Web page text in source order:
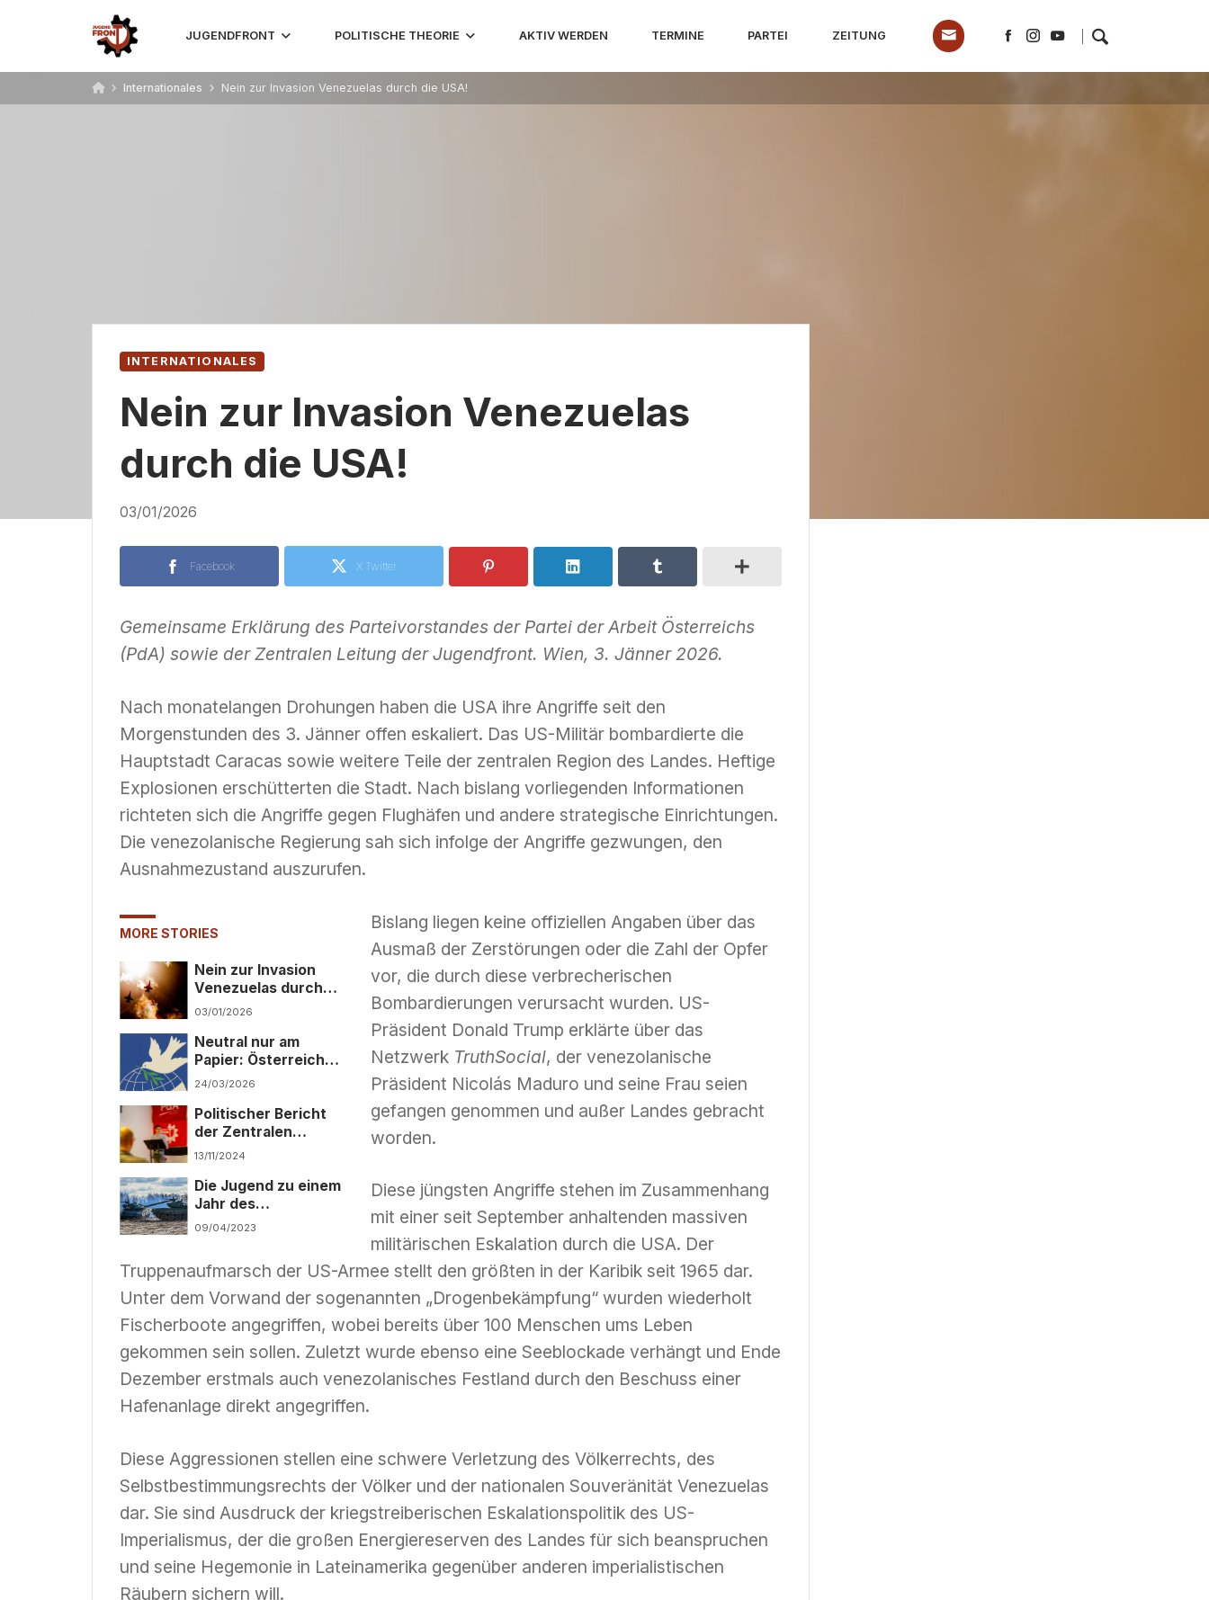
JUGENDFRONT POLITISCHE THEORIE AKTIV WERDEN TERMINE PARTEI ZEITUNG
Internationales Nein zur Invasion Venezuelas durch die USA!
INTERNATIONALES
Nein zur Invasion Venezuelas
durch die USA!
03/01/2026
Facebook X Twitter
Gemeinsame Erklärung des Parteivorstandes der Partei der Arbeit Österreichs
(PdA) sowie der Zentralen Leitung der Jugendfront. Wien, 3. Jänner 2026.
Nach monatelangen Drohungen haben die USA ihre Angriffe seit den
Morgenstunden des 3. Jänner offen eskaliert. Das US-Militär bombardierte die
Hauptstadt Caracas sowie weitere Teile der zentralen Region des Landes. Heftige
Explosionen erschütterten die Stadt. Nach bislang vorliegenden Informationen
richteten sich die Angriffe gegen Flughäfen und andere strategische Einrichtungen.
Die venezolanische Regierung sah sich infolge der Angriffe gezwungen, den
Ausnahmezustand auszurufen.
MORE STORIES
Nein zur Invasion
Venezuelas durch
die USA!
03/01/2026
Neutral nur am
Papier: Österreichs
Rolle im
Weltsystem
24/03/2026
Politischer Bericht
der Zentralen
Leitung an den
Bundeskongress der
Jugendfront
13/11/2024
Die Jugend zu einem
Jahr des
imperialistischen
09/04/2023
Bislang liegen keine offiziellen Angaben über das
Ausmaß der Zerstörungen oder die Zahl der Opfer
vor, die durch diese verbrecherischen
Bombardierungen verursacht wurden. US-
Präsident Donald Trump erklärte über das
Netzwerk TruthSocial, der venezolanische
Präsident Nicolás Maduro und seine Frau seien
gefangen genommen und außer Landes gebracht
worden.
Diese jüngsten Angriffe stehen im Zusammenhang
mit einer seit September anhaltenden massiven
militärischen Eskalation durch die USA. Der
Truppenaufmarsch der US-Armee stellt den größten in der Karibik seit 1965 dar.
Unter dem Vorwand der sogenannten „Drogenbekämpfung“ wurden wiederholt
Fischerboote angegriffen, wobei bereits über 100 Menschen ums Leben
gekommen sein sollen. Zuletzt wurde ebenso eine Seeblockade verhängt und Ende
Dezember erstmals auch venezolanisches Festland durch den Beschuss einer
Hafenanlage direkt angegriffen.
Diese Aggressionen stellen eine schwere Verletzung des Völkerrechts, des
Selbstbestimmungsrechts der Völker und der nationalen Souveränität Venezuelas
dar. Sie sind Ausdruck der kriegstreiberischen Eskalationspolitik des US-
Imperialismus, der die großen Energiereserven des Landes für sich beanspruchen
und seine Hegemonie in Lateinamerika gegenüber anderen imperialistischen
Räubern sichern will.